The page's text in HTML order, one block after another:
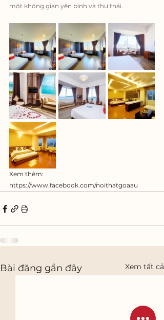
một không gian yên bình và thư thái.
Xem thêm:
https://www.facebook.com/noithatgoaau
Bài đăng gần đây Xem tất cả